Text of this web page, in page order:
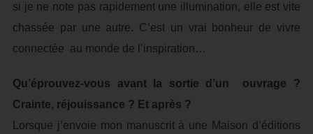
si je ne note pas rapidement une illumination, elle est vite
chassée par une autre. C’est un vrai bonheur de vivre
connectée au monde de l’inspiration…
Qu’éprouvez-vous avant la sortie d’un ouvrage ?
Crainte, réjouissance ? Et après ?
Lorsque j’envoie mon manuscrit à une Maison d’éditions